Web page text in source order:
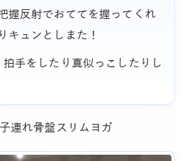
握反射でおててを握ってくれ
キュンとしまた！
手をしたり真似っこしたりし
連れ骨盤スリムヨガ